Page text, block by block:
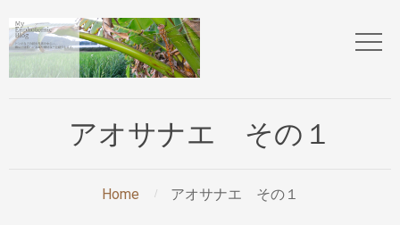
アオサナエ その１
Home アオサナエ その１